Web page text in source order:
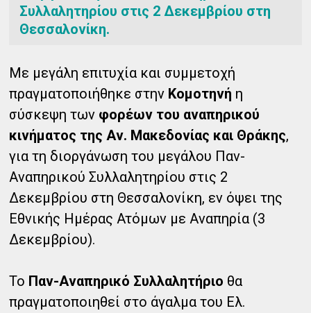
Συλλαλητηρίου στις 2 Δεκεμβρίου στη
Θεσσαλονίκη.
Με μεγάλη επιτυχία και συμμετοχή
πραγματοποιήθηκε στην Κομοτηνή η
σύσκεψη των φορέων του αναπηρικού
κινήματος της Αν. Μακεδονίας και Θράκης,
για τη διοργάνωση του μεγάλου Παν-
Αναπηρικού Συλλαλητηρίου στις 2
Δεκεμβρίου στη Θεσσαλονίκη, εν όψει της
Εθνικής Ημέρας Ατόμων με Αναπηρία (3
Δεκεμβρίου).
Το Παν-Αναπηρικό Συλλαλητήριο θα
πραγματοποιηθεί στο άγαλμα του Ελ.